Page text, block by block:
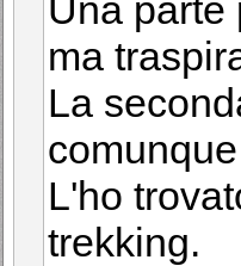
Una parte
ma
La
L'ho
trekking.